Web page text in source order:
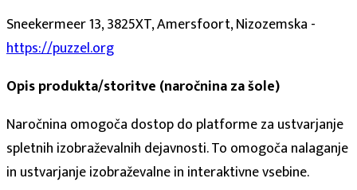
Sneekermeer 13, 3825XT, Amersfoort, Nizozemska -
https://puzzel.org
Opis produkta/storitve (naročnina za šole)
Naročnina omogoča dostop do platforme za ustvarjanje
spletnih izobraževalnih dejavnosti. To omogoča nalaganje
in ustvarjanje izobraževalne in interaktivne vsebine.